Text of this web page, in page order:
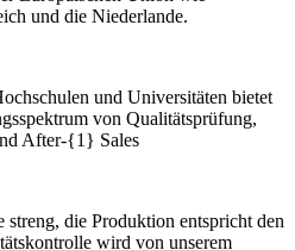
und die Niederlande.
und Universitäten bietet
von Qualitätsprüfung,
After-{1} Sales
die Produktion entspricht den
wird von unserem